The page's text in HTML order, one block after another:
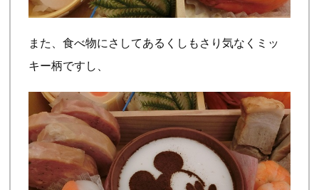
また、食べ物にさしてあるくしもさり気なくミッ
キー柄ですし、